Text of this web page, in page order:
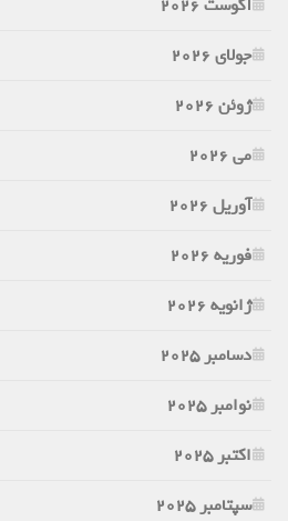
آگوست 2026
جولای 2026
ژوئن 2026
می 2026
آوریل 2026
فوریه 2026
ژانویه 2026
دسامبر 2025
نوامبر 2025
اکتبر 2025
سپتامبر 2025